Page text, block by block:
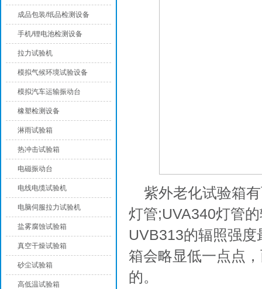
紫外老化试验箱
灯管;UVA340灯管
UVB313的辐照强
箱会略显低一点点
的。
成品包装/纸品检测设备
手机/锂电池检测设备
拉力试验机
模拟气候环境试验设备
模拟汽车运输振动台
橡塑检测设备
淋雨试验箱
热冲击试验箱
电磁振动台
电线电缆试验机
电脑伺服拉力试验机
盐雾腐蚀试验箱
真空干燥试验箱
砂尘试验箱
高低温试验箱